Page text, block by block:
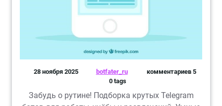
28 ноября 2025 botfater_ru
комментариев 5
0 tags
Забудь о рутине! Подборка крутых Telegram